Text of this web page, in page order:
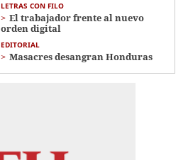
LETRAS CON FILO
El trabajador frente al nuevo
orden digital
EDITORIAL
Masacres desangran Honduras